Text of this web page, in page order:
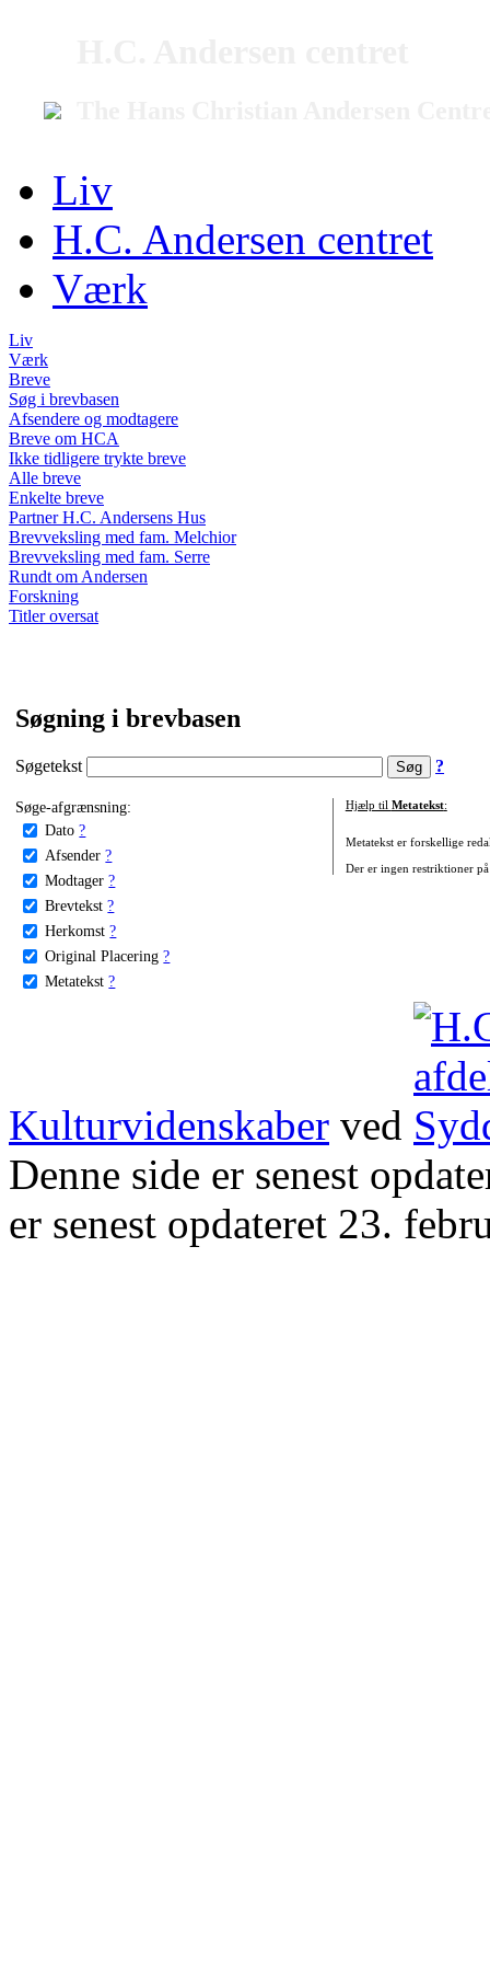
Liv
H.C. Andersen centret
Værk
Liv
Værk
Breve
Søg i brevbasen
Afsendere og modtagere
Breve om HCA
Ikke tidligere trykte breve
Alle breve
Enkelte breve
Partner H.C. Andersens Hus
Brevveksling med fam. Melchior
Brevveksling med fam. Serre
Rundt om Andersen
Forskning
Titler oversat
Søgning i brevbasen
Søgetekst ?
Søge-afgrænsning:
Dato ?
Afsender ?
Modtager ?
Brevtekst ?
Herkomst ?
Original Placering ?
Metatekst ?
Hjælp til Metatekst:
Metatekst er forskellige
Der er ingen restriktioner
Kulturvidenskaber ved
Denne side er senest
er senest opdateret 23.